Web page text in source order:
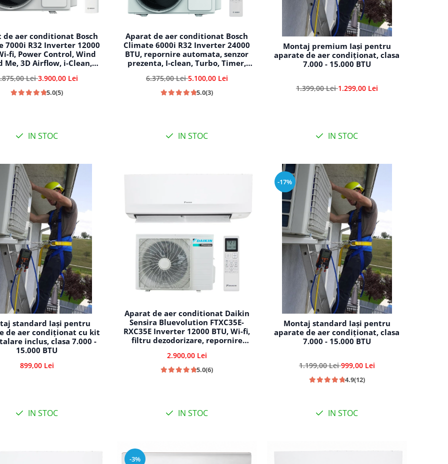
de aer conditionat Bosch
7000i R32 Inverter 12000
fi, Power Control, Wind
Me, 3D Airflow, i-Clean,
W 35 E
Lei3.900,00 Lei
5.0(5)
IN STOC
Aparat de aer conditionat Bosch
Climate 6000i R32 Inverter 24000
BTU, repornire automata, senzor
prezenta, I-clean, Turbo, Timer,
CL6001i 70 E
6.375,00 Lei5.100,00 Lei
5.0(3)
IN STOC
Montaj premium Iași pentru
aparate de aer condiționat, clasa
7.000 - 15.000 BTU
1.399,00 Lei1.299,00 Lei
IN STOC
standard Iași pentru
de aer condiționat cu kit
inclus, clasa 7.000 -
15.000 BTU
899,00 Lei
IN STOC
Aparat de aer conditionat Daikin
Sensira Bluevolution FTXC35E-
RXC35E Inverter 12000 BTU, Wi-fi,
filtru dezodorizare, repornire
comutare automata racire-
incalzire
2.900,00 Lei
5.0(6)
IN STOC
-17%
Montaj standard Iași pentru
aparate de aer condiționat, clasa
7.000 - 15.000 BTU
1.199,00 Lei999,00 Lei
4.9(12)
IN STOC
-3%